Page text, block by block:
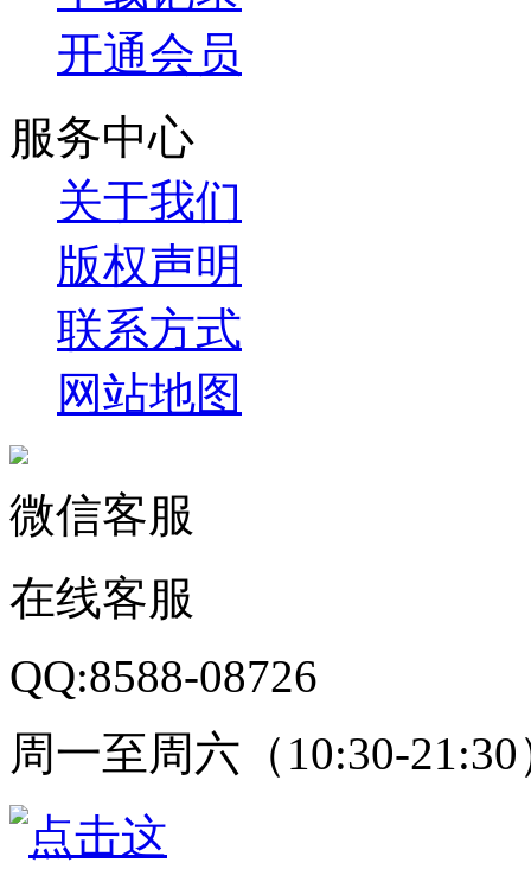
开通会员
服务中心
关于我们
版权声明
联系方式
网站地图
微信客服
在线客服
QQ:8588-08726
周一至周六（10:30-21:30